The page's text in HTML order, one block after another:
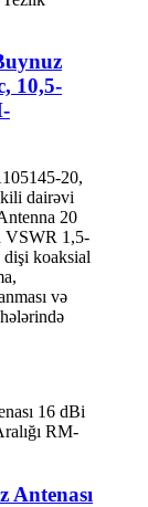
10,5-
20,
dairəvi
20
VSWR 1,5-
dişi koaksial
və
Antenası